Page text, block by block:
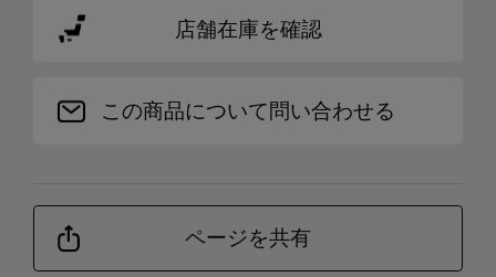
店舗在庫を確認
この商品について問い合わせる
ページを共有